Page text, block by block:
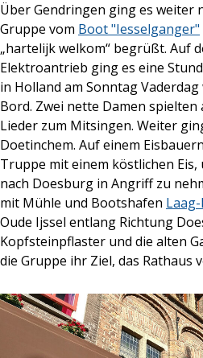
Über Gendringen ging es weiter
Gruppe vom Boot "Iesselganger"
„hartelijk welkom“ begrüßt. Auf
Elektroantrieb ging es eine
in Holland am Sonntag
Bord. Zwei nette Damen spielten
Lieder zum Mitsingen. Weiter
Doetinchem. Auf einem
Truppe mit einem köstlichen Eis,
nach Doesburg in Angriff zu
mit Mühle und Bootshafen
Oude Ijssel entlang Richtung
Kopfsteinpflaster und die alten
die Gruppe ihr Ziel, das Rathaus